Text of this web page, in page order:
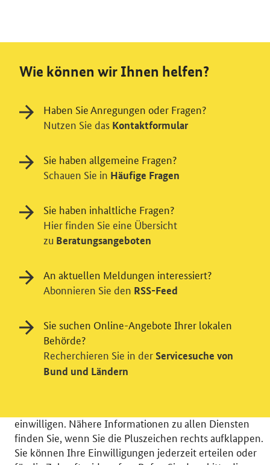
Einwilligung in Tracking und / oder
Wir bitten Sie an dieser Stelle um Ihre Einwilligung für
verschiedene Zusatzdienste unserer Webseite: Wir
möchten die Nutzeraktivität mit Hilfe
datenschutzfreundlicher Statistiken verstehen, um
einwilligen. Nähere Informationen zu allen Diensten
finden Sie, wenn Sie die Pluszeichen rechts aufklappen.
Sie können Ihre Einwilligungen jederzeit erteilen oder
Wie können wir Ihnen helfen?
Haben Sie Anregungen oder Fragen?
Nutzen Sie das Kontaktformular
Sie haben allgemeine Fragen?
Schauen Sie in Häufige Fragen
Sie haben inhaltliche Fragen?
Hier finden Sie eine Übersicht
zu Beratungsangeboten
An aktuellen Meldungen interessiert?
Abonnieren Sie den RSS-Feed
Sie suchen Online-Angebote Ihrer lokalen
Behörde?
Recherchieren Sie in der Servicesuche von
Bund und Ländern